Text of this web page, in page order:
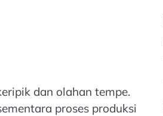
dan olahan tempe.
proses produksi